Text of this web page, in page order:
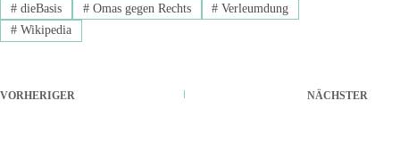
#dieBasis #Omas gegen Rechts # Verleumdung
#Wikipedia
VORHERIGER NÄCHSTER